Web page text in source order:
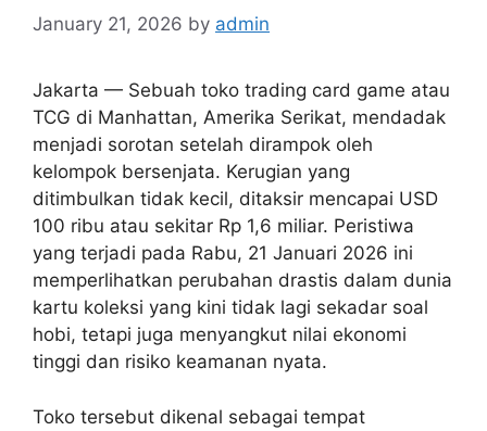
January 21, 2026 by admin
Jakarta — Sebuah toko trading card game atau
TCG di Manhattan, Amerika Serikat, mendadak
menjadi sorotan setelah dirampok oleh
kelompok bersenjata. Kerugian yang
ditimbulkan tidak kecil, ditaksir mencapai USD
100 ribu atau sekitar Rp 1,6 miliar. Peristiwa
yang terjadi pada Rabu, 21 Januari 2026 ini
memperlihatkan perubahan drastis dalam dunia
kartu koleksi yang kini tidak lagi sekadar soal
hobi, tetapi juga menyangkut nilai ekonomi
tinggi dan risiko keamanan nyata.
Toko tersebut dikenal sebagai tempat